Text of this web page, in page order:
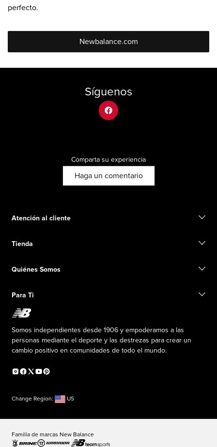
perfecto.
Newbalance.com
Síguenos
facebook
Comparta su experiencia
Haga un comentario
Atención al cliente
Iniciar una devolución
Conviértete en miembro
Tienda
Tarjetas de regalo
Exclusiones de ventas
Reconsidered
Quiénes Somos
Liderazgo responsable
Fundación New Balance
Carreras
La PISTA en New Balance
Sala de prensa
Información sobre el plan médico
Para Ti
Descuentos especiales
Programa de afiliados
Productos falsificados
Declaración de accesibilidad
Somos independientes desde 1906 y empoderamos a las
personas mediante el deporte y las destrezas para crear un
cambio positivo en comunidades de todo el mundo.
Change Region: US
Familia de marcas New Balance